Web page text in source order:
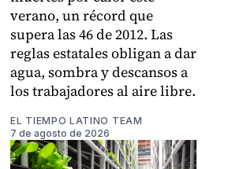
verano, un récord que
supera las 46 de 2012. Las
reglas estatales obligan a dar
agua, sombra y descansos a
los trabajadores al aire libre.
EL TIEMPO LATINO TEAM
7 de agosto de 2026